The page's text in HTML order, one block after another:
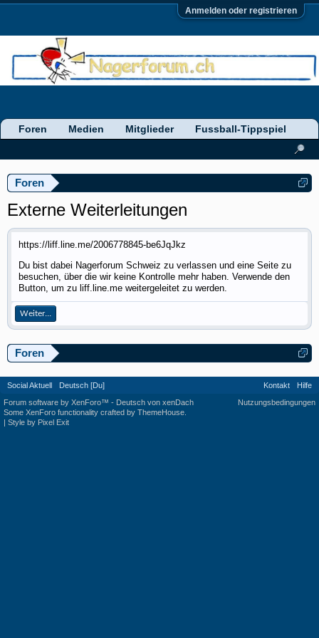
Anmelden oder registrieren
Foren
Externe Weiterleitungen
https://liff.line.me/2006778845-be6JqJkz
Du bist dabei Nagerforum Schweiz zu verlassen und eine Seite zu
besuchen, über die wir keine Kontrolle mehr haben. Verwende den
Button, um zu liff.line.me weitergeleitet zu werden.
Weiter...
Foren
Foren Medien Mitglieder Fussball-Tippspiel
Social Aktuell Deutsch [Du] Kontakt
Hilfe
Nutzungsbedingungen
Forum software by XenForo™ - Deutsch von xenDach
Some XenForo functionality crafted by ThemeHouse
| Style by Pixel Exit